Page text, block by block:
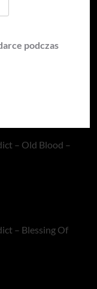
podczas
– Old Blood –
– Blessing Of